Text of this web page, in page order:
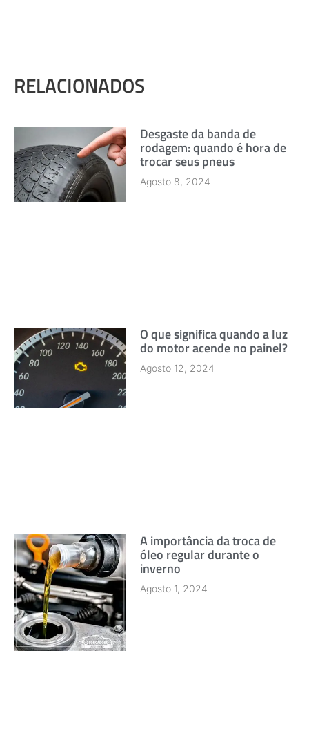
RELACIONADOS
Desgaste da banda de
rodagem: quando é hora de
trocar seus pneus
Agosto 8, 2024
O que significa quando a luz
do motor acende no painel?
Agosto 12, 2024
A importância da troca de
óleo regular durante o
inverno
Agosto 1, 2024